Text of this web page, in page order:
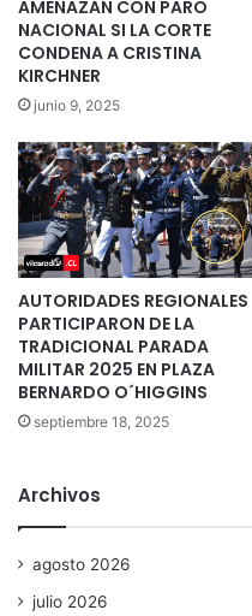
AMENAZAN CON PARO
NACIONAL SI LA CORTE
CONDENA A CRISTINA
KIRCHNER
junio 9, 2025
AUTORIDADES REGIONALES
PARTICIPARON DE LA
TRADICIONAL PARADA
MILITAR 2025 EN PLAZA
BERNARDO O´HIGGINS
septiembre 18, 2025
Archivos
agosto 2026
julio 2026